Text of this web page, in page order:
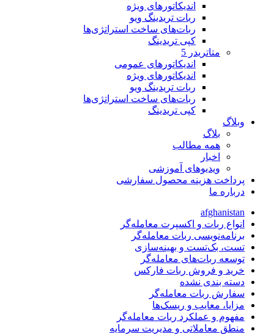
اندیکاتورهای ویژه
ربات تریدینگ ویو
ربات‌های ساخت استراتژی‌ها
کپی تریدینگ
متاتريدر 5
اندیکاتورهای عمومی
اندیکاتورهای ویژه
ربات تریدینگ ویو
ربات‌های ساخت استراتژی‌ها
کپی تریدینگ
وبلاگ
بلاگ
همه مطالب
اخبار
ویدیوهای آموزشی
پرداخت هزینه محصول سفارشی
درباره ما
afghanistan
انواع ربات و اکسپرت معامله‌گر
برنامه‌نویسی ربات معامله‌گر
تست، بک‌تست و بهینه‌سازی
توسعه ربات‌های معامله‌گر
خرید و فروش ربات فارکس
دسته بندی نشده
سفارش ربات معامله‌گر
مزایا، معایب و ریسک‌ها
مفهوم و عملکرد ربات معامله‌گر
منطق معاملاتی و مدیریت سرمایه